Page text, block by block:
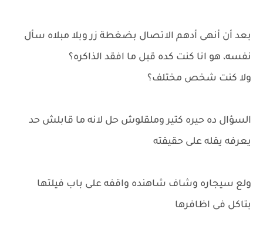
بعد أن أنهى أدهم الاتصال بضغطة زر وبلا مبلاه سأل
نفسه، هو انا كنت كده قبل ما افقد الذاكره؟
ولا كنت شخص مختلف؟
السؤال ده حيره كتير وملقلوش حل لانه ما قابلش حد
يعرفه يقله على حقيقته
ولع سيجاره وشاف شاهنده واقفه على باب فيلتها
بتاكل فى اظافرها